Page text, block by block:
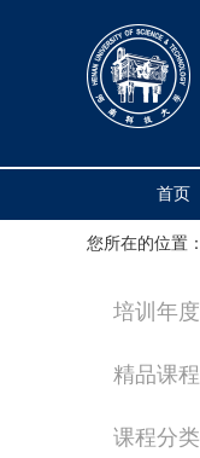
首页
您所在的位置：
培训年度
精品课程
课程分类